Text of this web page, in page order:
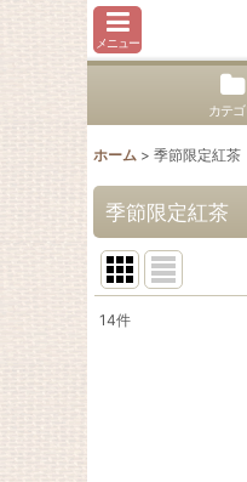
メニュー
カテゴ
ホーム > 季節限定紅茶
季節限定紅茶
14件